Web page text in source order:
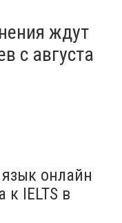
ждут
с августа
онлайн
к IELTS в